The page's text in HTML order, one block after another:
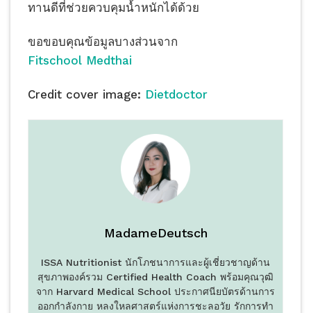
ทานดีที่่ช่วยควบคุมน้ำหนักได้ด้วย
ขอขอบคุณข้อมูลบางส่วนจาก
Fitschool Medthai
Credit cover image: Dietdoctor
MadameDeutsch
ISSA Nutritionist นักโภชนาการและผู้เชี่ยวชาญด้าน
สุขภาพองค์รวม Certified Health Coach พร้อมคุณวุฒิ
จาก Harvard Medical School ประกาศนียบัตรด้านการ
ออกกำลังกาย หลงใหลศาสตร์แห่งการชะลอวัย รักการทำ